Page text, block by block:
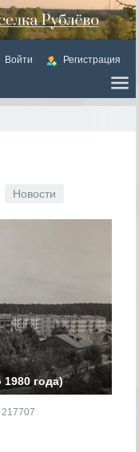
Войти Регистрация
Новости
года)
217707